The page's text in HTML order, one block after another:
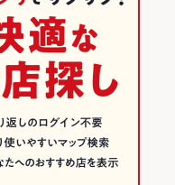
定なし。 大人と同一のご利用
保護者同伴でお願いしておりま
他